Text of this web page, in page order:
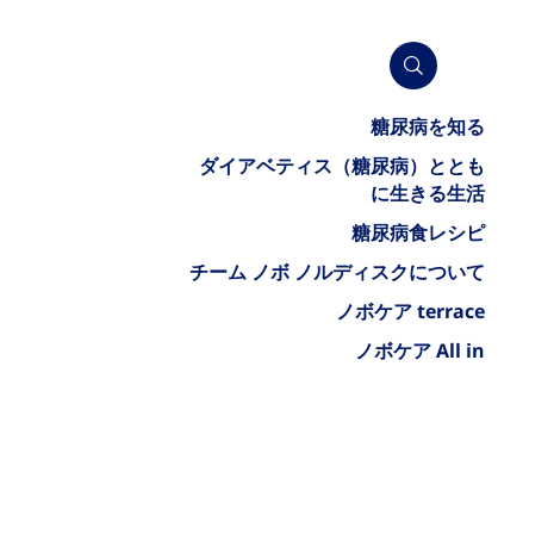
糖尿病を知る
ダイアベティス（糖尿病）ととも
に生きる生活
糖尿病食レシピ
チーム ノボ ノルディスクについて
ノボケア terrace
ノボケア All in